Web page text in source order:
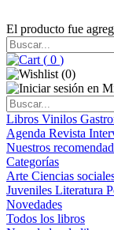
El producto fue
( 0 )
(0)
Libros Vinilos
Agenda Revista
Nuestros
Categorías
Arte Ciencias
Juveniles Literatura
Novedades
Todos los libros